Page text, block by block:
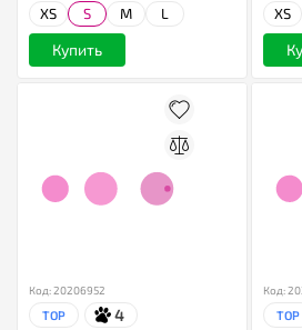
XS S M L
Купить
XS
Код: 20206952
TOP 4
Код:
TOP